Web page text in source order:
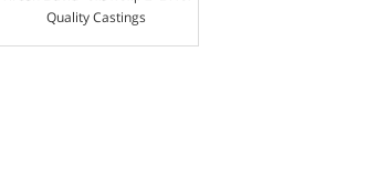
Quality Castings